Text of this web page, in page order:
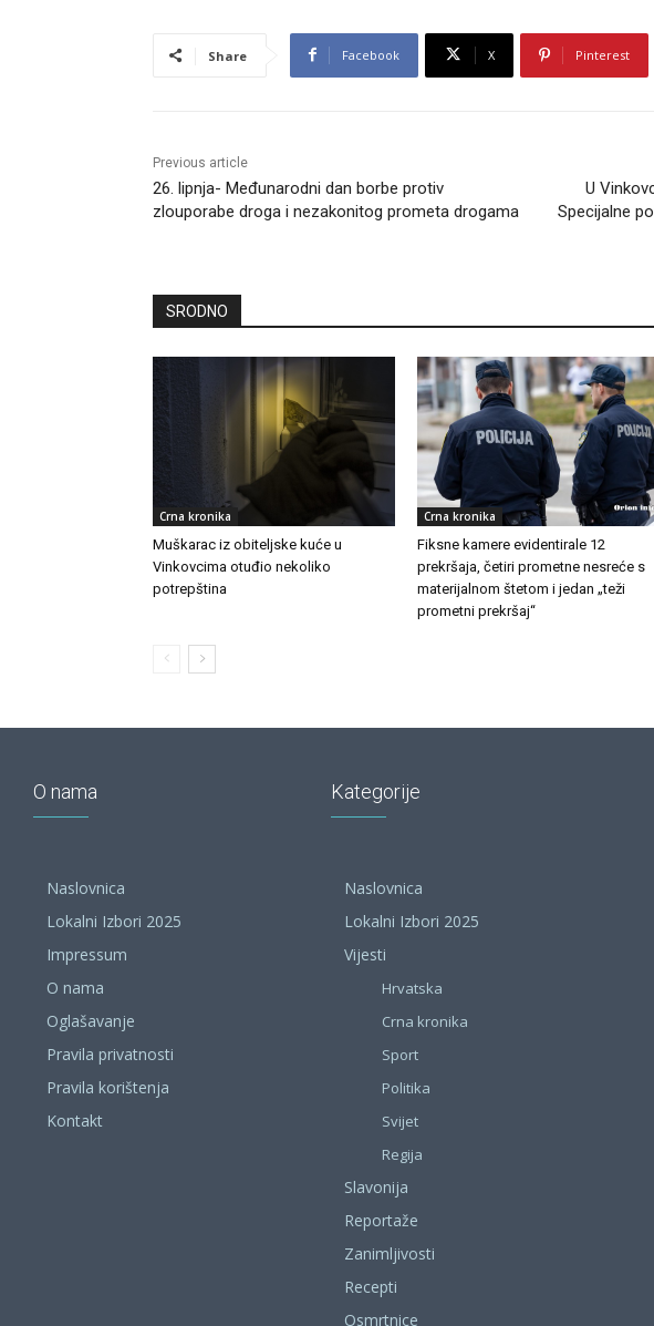
Share Facebook X Pinterest
Previous article
26. lipnja- Međunarodni dan borbe protiv
zlouporabe droga i nezakonitog prometa drogama
U
Specijalne
SRODNO
Crna kronika
Muškarac iz obiteljske kuće u
Vinkovcima otuđio nekoliko
potrepština
Crna kronika
Fiksne kamere evidentirale 12
prekršaja, četiri prometne nesreće s
materijalnom štetom i jedan „teži
prometni prekršaj“
O nama
Naslovnica
Lokalni Izbori 2025
Impressum
O nama
Oglašavanje
Pravila privatnosti
Pravila korištenja
Kontakt
Kategorije
Naslovnica
Lokalni Izbori 2025
Vijesti
Hrvatska
Crna kronika
Sport
Politika
Svijet
Regija
Slavonija
Reportaže
Zanimljivosti
Recepti
Osmrtnice